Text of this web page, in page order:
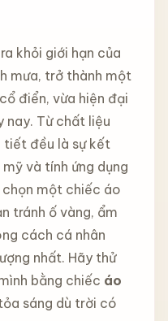
khỏi giới hạn của
mưa, trở thành một
điển, vừa hiện đại
nay. Từ chất liệu
tiết đều là sự kết
và tính ứng dụng
một chiếc áo
tránh ố vàng, ẩm
cách cá nhân
nhất. Hãy thử
bằng chiếc áo
sáng dù trời có